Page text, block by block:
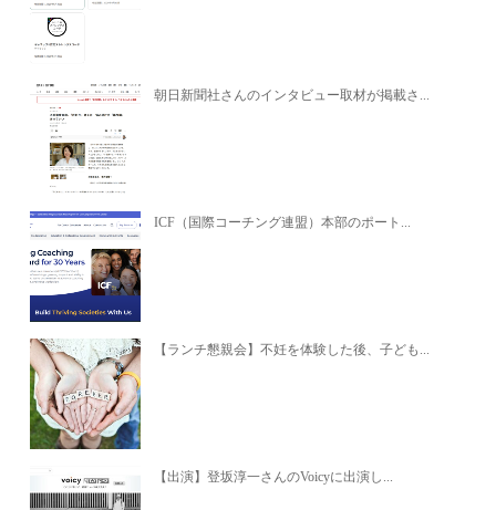
朝日新聞社さんのインタビュー取材が掲載さ...
ICF（国際コーチング連盟）本部のポート...
【ランチ懇親会】不妊を体験した後、子ども...
【出演】登坂淳一さんのVoicyに出演し...